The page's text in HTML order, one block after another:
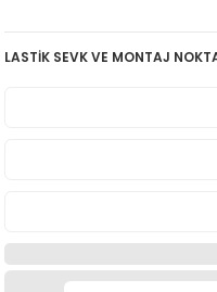
LASTİK SEVK VE MONTAJ